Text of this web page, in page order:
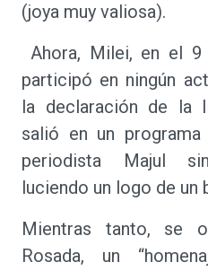
(joya muy valiosa).
Ahora, Milei, en el
participó en ningún
la declaración de la
salió en un
periodista Majul
luciendo un logo de un
Mientras tanto, se
Rosada, un